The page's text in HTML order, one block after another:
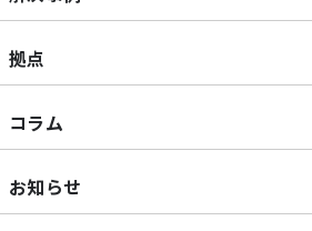
拠点
コラム
お知らせ